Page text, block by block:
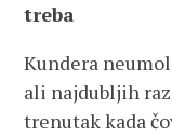
treba
Kundera
ali najdubljih
trenutak kada